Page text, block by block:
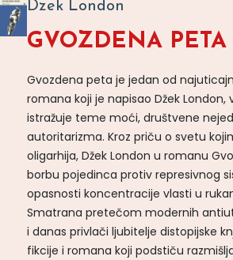
Dzek London
GVOZDENA PETA
Gvozdena peta je jedan od
romana koji je napisao Džek London,
istražuje teme moći, društvene
autoritarizma. Kroz priču o svetu
oligarhija, Džek London u romanu
borbu pojedinca protiv represivnog
opasnosti koncentracije vlasti u
Smatrana pretečom modernih
i danas privlači ljubitelje distopijske
fikcije i romana koji podstiču